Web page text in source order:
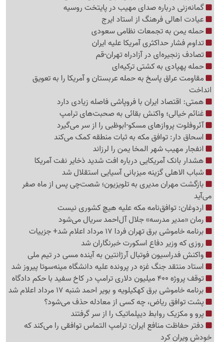
گمانه‌زنی درباره صدای مهیب در پایتخت روسیه
عیادت اهالی فرهنگ از استاد ایرج
حمله یمن به تجمعات نظامی سعودی
تداوم فشار حداکثری آمریکا علیه ایران
تصادف زنجیره‌ای در آزادراه تهران-قم
حمله پهپادی به کشتی ترکیه‌ای
مقاومت عراق پاسخ به حمله عربستان و آمریکا را به تعویق
انداخت
همتی: اقتصاد ایران با فروپاشی فاصله زیادی دارد
غنائم خیالی؛ واکنش بقائی به صحبت‌های ترامپ
آئروفلوت پروازهای مسکو-ابوظبی را از سر می‌گیرد
اسحاق دار: توافق مکه به ثبات منطقه کمک می‌کند
انفجار مهیب شهر المخا یمن را لرزاند
هشدار بانک آمریکایی درباره افت شدید ذخایر نفت آمریکا
شباب الاهلی گزینه میزبانی آسیایی استقلال شد
بازگشت مهران مدیری به تلویزیون؛ شصت‌چی پس از ماه صفر
می‌آید
اردوغان: توافق‌نامه مکه علیه هیچ کشوری نیست
رمان «مدیر مدرسه» جلال آل‌احمد سریال می‌شود
برنامه خاموشی برق تهران فردا 17 مرداد اعلام شد+ جزییات
روزی که وزیر دفاع اسکورت خبرنگاران شد
واکنش فدراسیون فوتبال آرژانتین به آینده مسی در تیم ملی
استاد منتقد جنگ غزه در پرونده علیه دانشگاه مینه‌سوتا پیروز شد
توقف پروژه 400 میلیون دلاری ترامپ در کاخ سفید با حکم دادگاه
برنامه خاموشی برق کهکیلویه و بویر احمد شنبه 17 مرداد اعلام شد
پشت توافق ریاض، چه کسی از معادله حذف می‌شود؟
پرو و مکزیک روابط دیپلماتیک را از سر گرفتند
دفتر حفاظت منافع ایران: ترامپ التماس توافقی را می‌کند که
خودش ویران کرد